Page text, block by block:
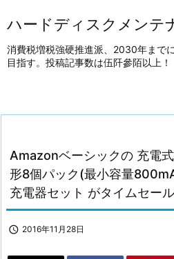
ハードディスクメンテ
消費税増税強硬推進派、2030年まで
目指す。投稿記事数は伍阡參陌以上！
Amazonベーシックの 充電
形8個パック(最小容量
充電器セット がタイムセー
 2016年11月28日